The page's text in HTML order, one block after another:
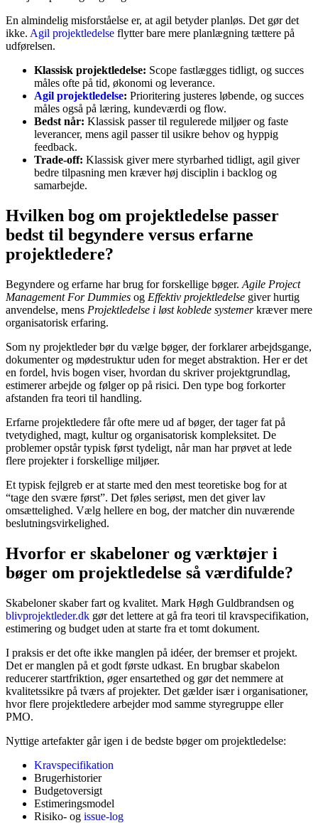
En almindelig misforståelse er, at agil betyder planløs. Det gør det
ikke. Agil projektledelse flytter bare mere planlægning tættere på
udførelsen.
Klassisk projektledelse: Scope fastlægges tidligt, og succes
måles ofte på tid, økonomi og leverance.
Agil projektledelse: Prioritering justeres løbende, og succes
måles også på læring, kundeværdi og flow.
Bedst når: Klassisk passer til regulerede miljøer og faste
leverancer, mens agil passer til usikre behov og hyppig
feedback.
Trade-off: Klassisk giver mere styrbarhed tidligt, agil giver
bedre tilpasning men kræver høj disciplin i backlog og
samarbejde.
Hvilken bog om projektledelse passer
bedst til begyndere versus erfarne
projektledere?
Begyndere og erfarne har brug for forskellige bøger. Agile Project
Management For Dummies og Effektiv projektledelse giver hurtig
anvendelse, mens Projektledelse i løst koblede systemerkræver mere
organisatorisk erfaring.
Som ny projektleder bør du vælge bøger, der forklarer arbejdsgange,
dokumenter og mødestruktur uden for meget abstraktion. Her er det
en fordel, hvis bogen viser, hvordan du skriver projektgrundlag,
estimerer arbejde og følger op på risici. Den type bog forkorter
afstanden fra teori til handling.
Erfarne projektledere får ofte mere ud af bøger, der tager fat på
tvetydighed, magt, kultur og organisatorisk kompleksitet. De
problemer opstår typisk først tydeligt, når man har prøvet at lede
flere projekter i forskellige miljøer.
Et typisk fejlgreb er at starte med den mest teoretiske bog for at
“tage den svære først”. Det føles seriøst, men det giver lav
omsættelighed. Vælg hellere en bog, der matcher din nuværende
beslutningsvirkelighed.
Hvorfor er skabeloner og værktøjer i
bøger om projektledelse så værdifulde?
Skabeloner skaber fart og kvalitet. Mark Høgh Guldbrandsen og
blivprojektleder.dk gør det lettere at gå fra teori til kravspecifikation,
estimering og budget uden at starte fra et tomt dokument.
I praksis er det ofte ikke manglen på idéer, der bremser et projekt.
Det er manglen på et godt første udkast. En brugbar skabelon
reducerer startfriktion, øger ensartethed og gør det nemmere at
kvalitetssikre på tværs af projekter. Det gælder især i organisationer,
hvor flere projektledere arbejder mod samme styregruppe eller
PMO.
Nyttige artefakter går igen i de bedste bøger om projektledelse:
Kravspecifikation
Brugerhistorier
Budgetoversigt
Estimeringsmodel
Risiko- og issue-log